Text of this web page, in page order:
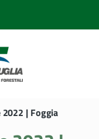
| Foggia